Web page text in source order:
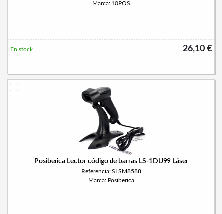
Marca: 10POS
26,10 €
En stock
Posiberica Lector código de barras LS-1DU99 Láser
Referencia: SLSM8588
Marca: Posiberica